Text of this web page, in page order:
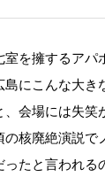
を擁するアパ
にこんな大
会場には失
核廃絶演説で
たと言われ